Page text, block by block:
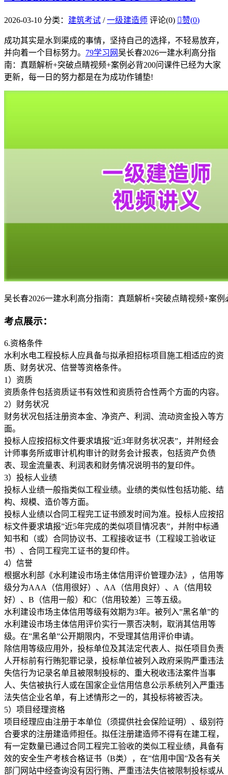
2026-03-10 分类： 建筑考试 /一级建造师 评论(0) 赞(0)
成功其实是水到渠成的事情，坚持自己的选择，不轻易放弃，
并向着一个目标努力。 79学习网吴长春2026一建水利高分指
南：真题解析+突破点睛视频+案例必背200问课件已经为大家
更新，每一日的努力都是在为成功作铺垫!
吴长春2026一建水利高分指南：真题解析+突破点睛视频+案例
考点展示：
6.资格条件
水利水电工程投标人应具备与拟承担招标项目施工相适应的资
质、财务状况、信誉等资格条件。
1）资质
资质条件包括资质证书有效性和资质符合性两个方面的内容。
2）财务状况
财务状况包括注册资本金、净资产、利润、流动资金投入等方
面。
投标人应按招标文件要求填报”近3年财务状况表”，并附经会
计师事务所或审计机构审计的财务会计报表，包括资产负债
表、现金流量表、利润表和财务情况说明书的复印件。
3）投标人业绩
投标人业绩一般指类似工程业绩。业绩的类似性包括功能、结
构、规模、造价等方面。
投标人业绩以合同工程完工证书颁发时间为准。投标人应按招
标文件要求填报”近5年完成的类似项目情况表”，并附中标通
知书和（或）合同协议书、工程接收证书（工程竣工验收证
书）、合同工程完工证书的复印件。
4）信誉
根据水利部《水利建设市场主体信用评价管理办法》，信用等
级分为AAA（信用很好）、AA（信用良好）、A（信用较
好）、B（信用一般）和C（信用较差）三等五级。
水利建设市场主体信用等级有效期为3年。被列入”黑名单”的
水利建设市场主体信用评价实行一票否决制，取消其信用等
级。在”黑名单”公开期限内，不受理其信用评价申请。
除信用等级应用外，投标单位及其法定代表人、拟任项目负责
人开标前有行贿犯罪记录，投标单位被列入政府采购严重违法
失信行为记录名单且被限制投标的、重大税收违法案件当事
人、失信被执行人或在国家企业信用信息公示系统列入严重违
法失信企业名单，有上述情形之一的，其投标将被否决。
5）项目经理资格
项目经理应由注册于本单位（须提供社会保险证明）、级别符
合要求的注册建造师担任。拟任注册建造师不得有在建工程，
有一定数量已通过合同工程完工验收的类似工程业绩，具备有
效的安全生产考核合格证书（B类），在”信用中国”及各有关
部门网站中经查询没有因行贿、严重违法失信被限制投标或从